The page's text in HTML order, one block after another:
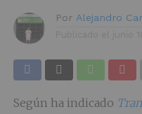
Por Alejandro
Según ha indicado